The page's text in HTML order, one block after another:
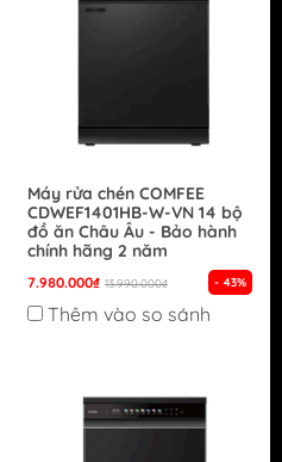
Máy rửa chén COMFEE
CDWEF1401HB-W-VN 14 bộ
đồ ăn Châu Âu - Bảo hành
chính hãng 2 năm
7.980.000₫ 13.990.000₫ - 43%
Thêm vào so sánh